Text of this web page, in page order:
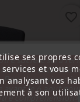
ses propres
et vous
analysant vos
à son
société sera
Pour cette
Pour le service
avant le 6 aout
compréhension»